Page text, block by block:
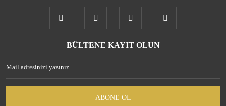
BÜLTENE KAYIT OLUN
ABONE OL